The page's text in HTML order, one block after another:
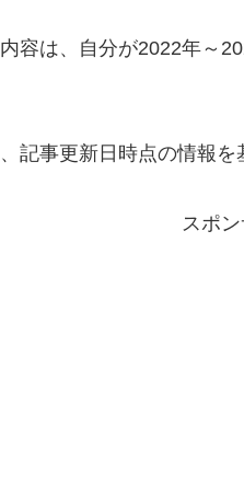
容は、自分が2022年～
記事更新日時点の情報を
スポ